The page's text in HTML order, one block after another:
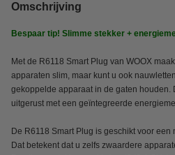
Omschrijving
Bespaar tip! Slimme stekker +
Met de R6118 Smart Plug van WOOX
apparaten slim, maar kunt u ook
gekoppelde apparaat in de gaten houden.
uitgerust met een geïntegreerde
De R6118 Smart Plug is geschikt voor
Dat betekent dat u zelfs zwaardere